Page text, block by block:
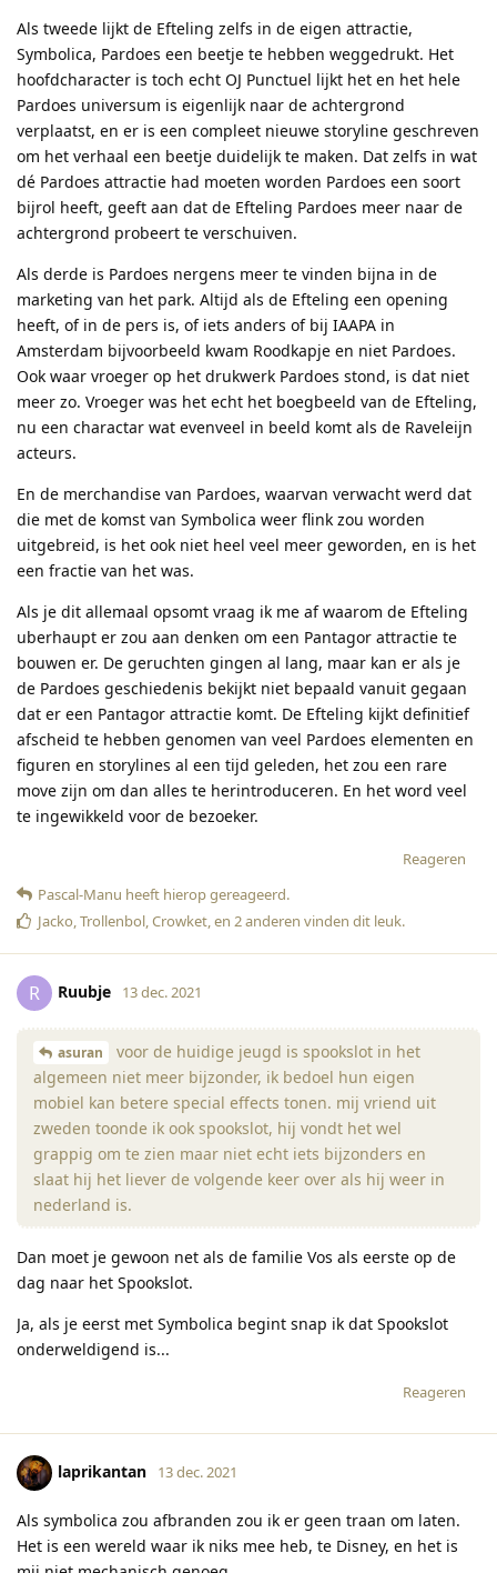
Als tweede lijkt de Efteling zelfs in de eigen attractie,
Symbolica, Pardoes een beetje te hebben weggedrukt. Het
hoofdcharacter is toch echt OJ Punctuel lijkt het en het hele
Pardoes universum is eigenlijk naar de achtergrond
verplaatst, en er is een compleet nieuwe storyline geschreven
om het verhaal een beetje duidelijk te maken. Dat zelfs in wat
dé Pardoes attractie had moeten worden Pardoes een soort
bijrol heeft, geeft aan dat de Efteling Pardoes meer naar de
achtergrond probeert te verschuiven.
Als derde is Pardoes nergens meer te vinden bijna in de
marketing van het park. Altijd als de Efteling een opening
heeft, of in de pers is, of iets anders of bij IAAPA in
Amsterdam bijvoorbeeld kwam Roodkapje en niet Pardoes.
Ook waar vroeger op het drukwerk Pardoes stond, is dat niet
meer zo. Vroeger was het echt het boegbeeld van de Efteling,
nu een charactar wat evenveel in beeld komt als de Raveleijn
acteurs.
En de merchandise van Pardoes, waarvan verwacht werd dat
die met de komst van Symbolica weer flink zou worden
uitgebreid, is het ook niet heel veel meer geworden, en is het
een fractie van het was.
Als je dit allemaal opsomt vraag ik me af waarom de Efteling
uberhaupt er zou aan denken om een Pantagor attractie te
bouwen er. De geruchten gingen al lang, maar kan er als je
de Pardoes geschiedenis bekijkt niet bepaald vanuit gegaan
dat er een Pantagor attractie komt. De Efteling kijkt definitief
afscheid te hebben genomen van veel Pardoes elementen en
figuren en storylines al een tijd geleden, het zou een rare
move zijn om dan alles te herintroduceren. En het word veel
te ingewikkeld voor de bezoeker.
Reageren
Pascal-Manu heeft hierop gereageerd.
Jacko,Trollenbol,Crowket, en 2anderen vinden dit leuk.
R Ruubje 13 dec. 2021
asuran
voor de huidige jeugd is spookslot in het
algemeen niet meer bijzonder, ik bedoel hun eigen
mobiel kan betere special effects tonen. mij vriend uit
zweden toonde ik ook spookslot, hij vondt het wel
grappig om te zien maar niet echt iets bijzonders en
slaat hij het liever de volgende keer over als hij weer in
nederland is.
Dan moet je gewoon net als de familie Vos als eerste op de
dag naar het Spookslot.
Ja, als je eerst met Symbolica begint snap ik dat Spookslot
onderweldigend is...
Reageren
laprikantan 13 dec. 2021
Als symbolica zou afbranden zou ik er geen traan om laten.
Het is een wereld waar ik niks mee heb, te Disney, en het is